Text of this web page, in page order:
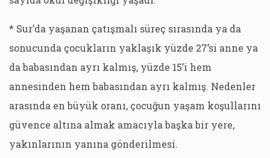
* Sur’da yaşanan çatışmalı süreç sırasında ya da
sonucunda çocukların yaklaşık yüzde 27’si anne ya
da babasından ayrı kalmış, yüzde 15’i hem
annesinden hem babasından ayrı kalmış. Nedenler
arasında en büyük oranı, çocuğun yaşam koşullarını
güvence altına almak amacıyla başka bir yere,
yakınlarının yanına gönderilmesi.